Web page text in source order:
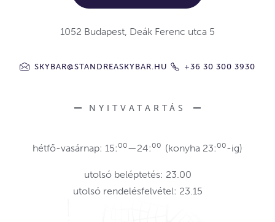
1052 Budapest, Deák Ferenc utca 5
SKYBAR@STANDREASKYBAR.HU +36 30 300 3930
NYITVATARTÁS
hétfő-vasárnap: 15: 00—24: 00 (konyha 23: 00-ig)
utolsó beléptetés: 23.00
utolsó rendelésfelvétel: 23.15